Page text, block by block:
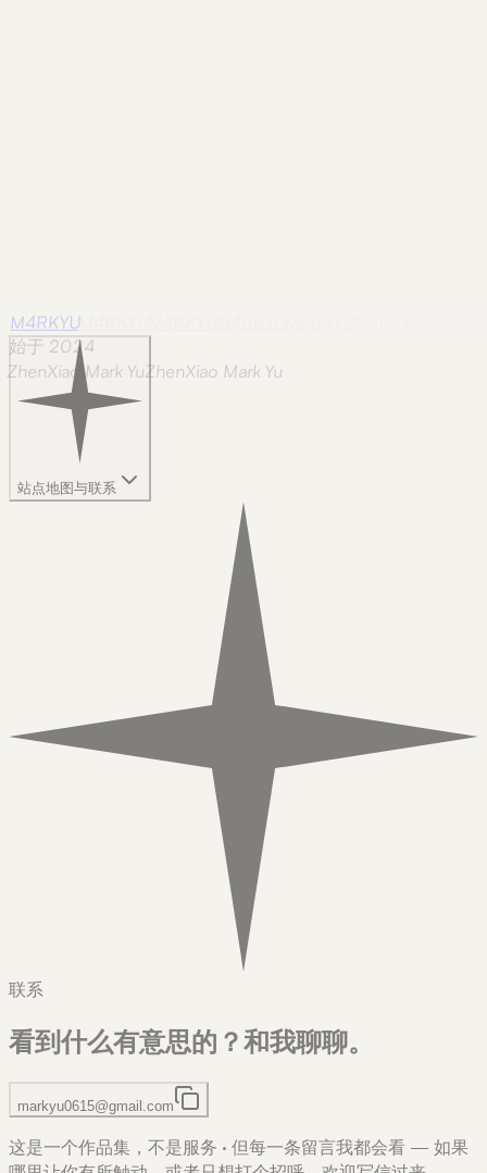
M4RKYUM4RKYU
始于 2024
ZhenXiao Mark YuZhenXiao Mark Yu
站点地图与联系
联系
看到什么有意思的？和我聊聊。
markyu0615@gmail.com
这是一个作品集，不是服务 · 但每一条留言我都会看 — 如果